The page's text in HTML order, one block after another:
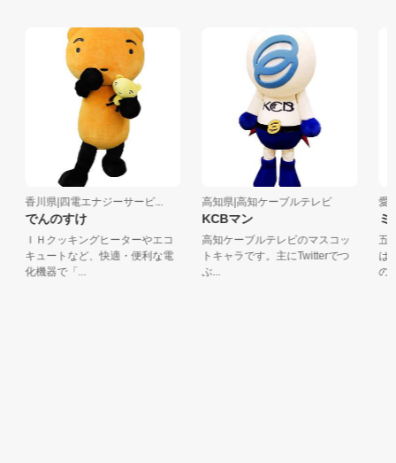
香川県|四電エナジーサービ...
でんのすけ
ＩＨクッキングヒーターやエコ
キュートなど、快適・便利な電
化機器で「...
高知県|高知ケーブルテレビ
KCBマン
高知ケーブルテレビのマスコッ
トキャラです。主にTwitterでつ
ぶ...
愛
ミ
五
は
の